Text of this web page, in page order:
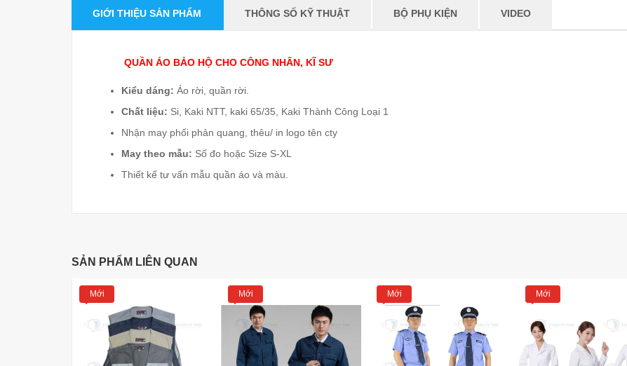
GIỚI THIỆU SẢN PHẨM THÔNG SỐ KỸ THUẬT BỘ PHỤ KIỆN VIDEO
QUẦN ÁO BẢO HỘ CHO CÔNG NHÂN, KĨ SƯ
Kiểu dáng: Áo rời, quần rời.
Chất liệu: Si, Kaki NTT, kaki 65/35, Kaki Thành Công Loại 1
Nhận may phối phản quang, thêu/ in logo tên cty
May theo mẫu: Số đo hoặc Size S-XL
Thiết kế tư vấn mẫu quần áo và màu.
SẢN PHẨM LIÊN QUAN
Mới Mới Mới Mới